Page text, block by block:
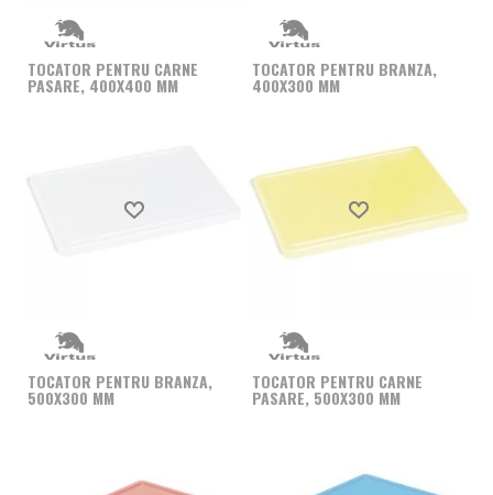
TOCATOR PENTRU CARNE
PASARE, 400X400 MM
TOCATOR PENTRU BRANZA,
400X300 MM
Produs favorit
TOCATOR PENTRU BRANZA,
500X300 MM
Produs favorit
TOCATOR PENTRU CARNE
PASARE, 500X300 MM